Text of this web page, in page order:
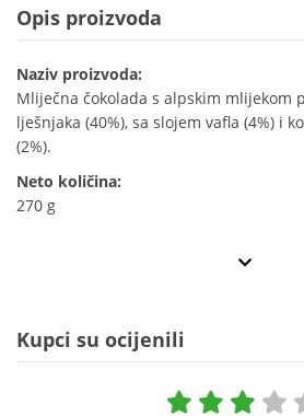
Opis proizvoda
Naziv proizvoda:
Mliječna čokolada s alpskim mlijekom
lješnjaka (40%), sa slojem vafla (4%) i
(2%).
Neto količina:
270 g
Kupci su ocijenili